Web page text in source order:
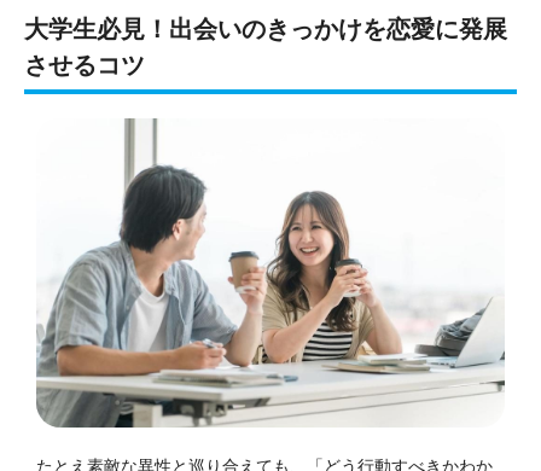
大学生必見！出会いのきっかけを恋愛に発展
させるコツ
たとえ素敵な異性と巡り合えても、「どう行動すべきかわか